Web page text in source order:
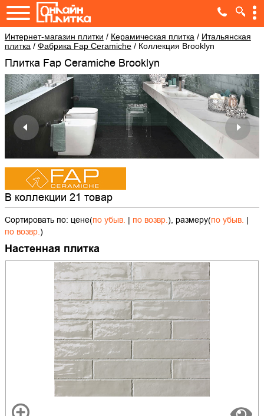
Интернет-магазин плитки / Керамическая плитка / Итальянская
плитка / Фабрика Fap Ceramiche/ Коллекция Brooklyn
Плитка Fap Ceramiche Brooklyn
В коллекции 21 товар
Сортировать по: цене(по убыв. | по возвр.), размеру(по убыв. |
по возвр.)
Настенная плитка